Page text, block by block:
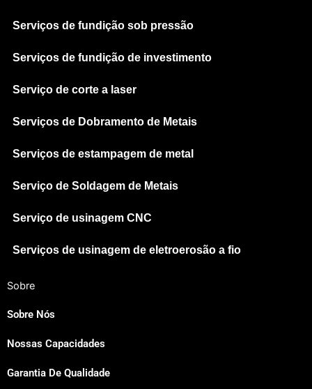
Serviços de fundição sob pressão
Serviços de fundição de investimento
Serviço de corte a laser
Serviços de Dobramento de Metais
Serviços de estampagem de metal
Serviço de Soldagem de Metais
Serviço de usinagem CNC
Serviços de usinagem de eletroerosão a fio
Sobre
Sobre Nós
Nossas Capacidades
Garantia De Qualidade